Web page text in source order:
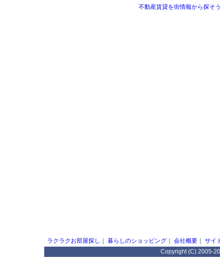
不動産賃貸を街情報から探そ
ラクラクお部屋探し 暮らしのショッピング｜ 会社概要｜ サイ
Copyright (C) 2005-